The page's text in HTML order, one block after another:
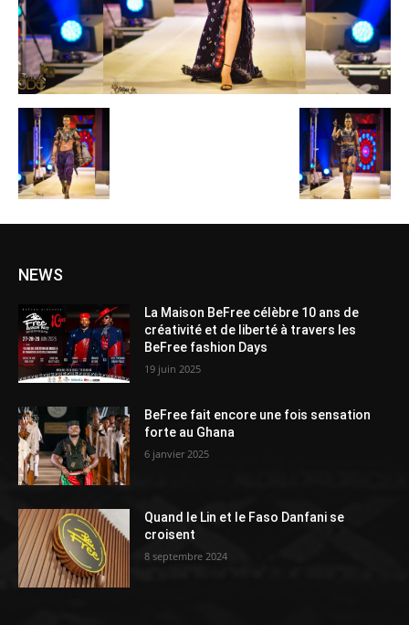
NEWS
La Maison BeFree célèbre 10 ans de
créativité et de liberté à travers les
BeFree fashion Days
19 juin 2025
BeFree fait encore une fois sensation
forte au Ghana
6 janvier 2025
Quand le Lin et le Faso Danfani se
croisent
8 septembre 2024